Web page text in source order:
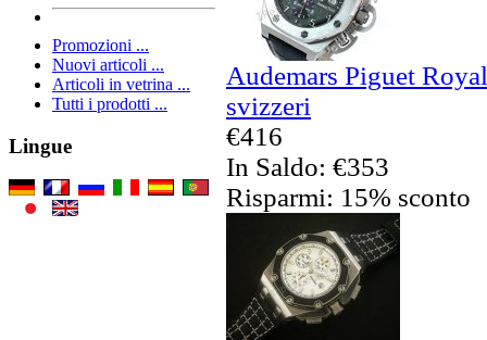
Promozioni ...
Nuovi articoli ...
Articoli in vetrina ...
Tutti i prodotti ...
Lingue
Audemars Piguet
svizzeri
€416
In Saldo: €353
Risparmi: 15% sconto